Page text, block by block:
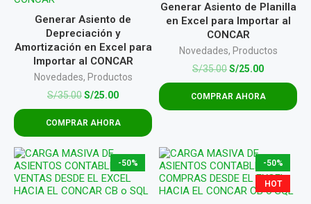
Generar Asiento de
Depreciación y
Amortización en Excel para
Importar al CONCAR
Novedades, Productos
S/35.00S/25.00
COMPRAR AHORA
Generar Asiento de Planilla
en Excel para Importar al
CONCAR
Novedades, Productos
S/35.00S/25.00
COMPRAR AHORA
-50% -50%
HOT